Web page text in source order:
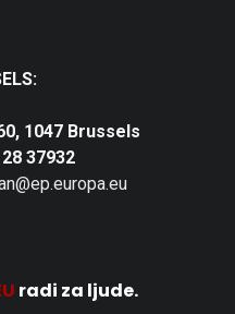
1047 Brussels
37932
radi za ljude.